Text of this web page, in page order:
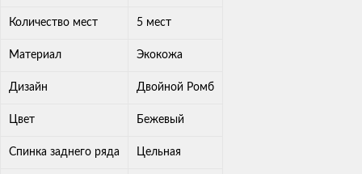
Количество мест 5 мест
Материал Экокожа
Дизайн Двойной Ромб
Цвет Бежевый
Спинка заднего ряда Цельная